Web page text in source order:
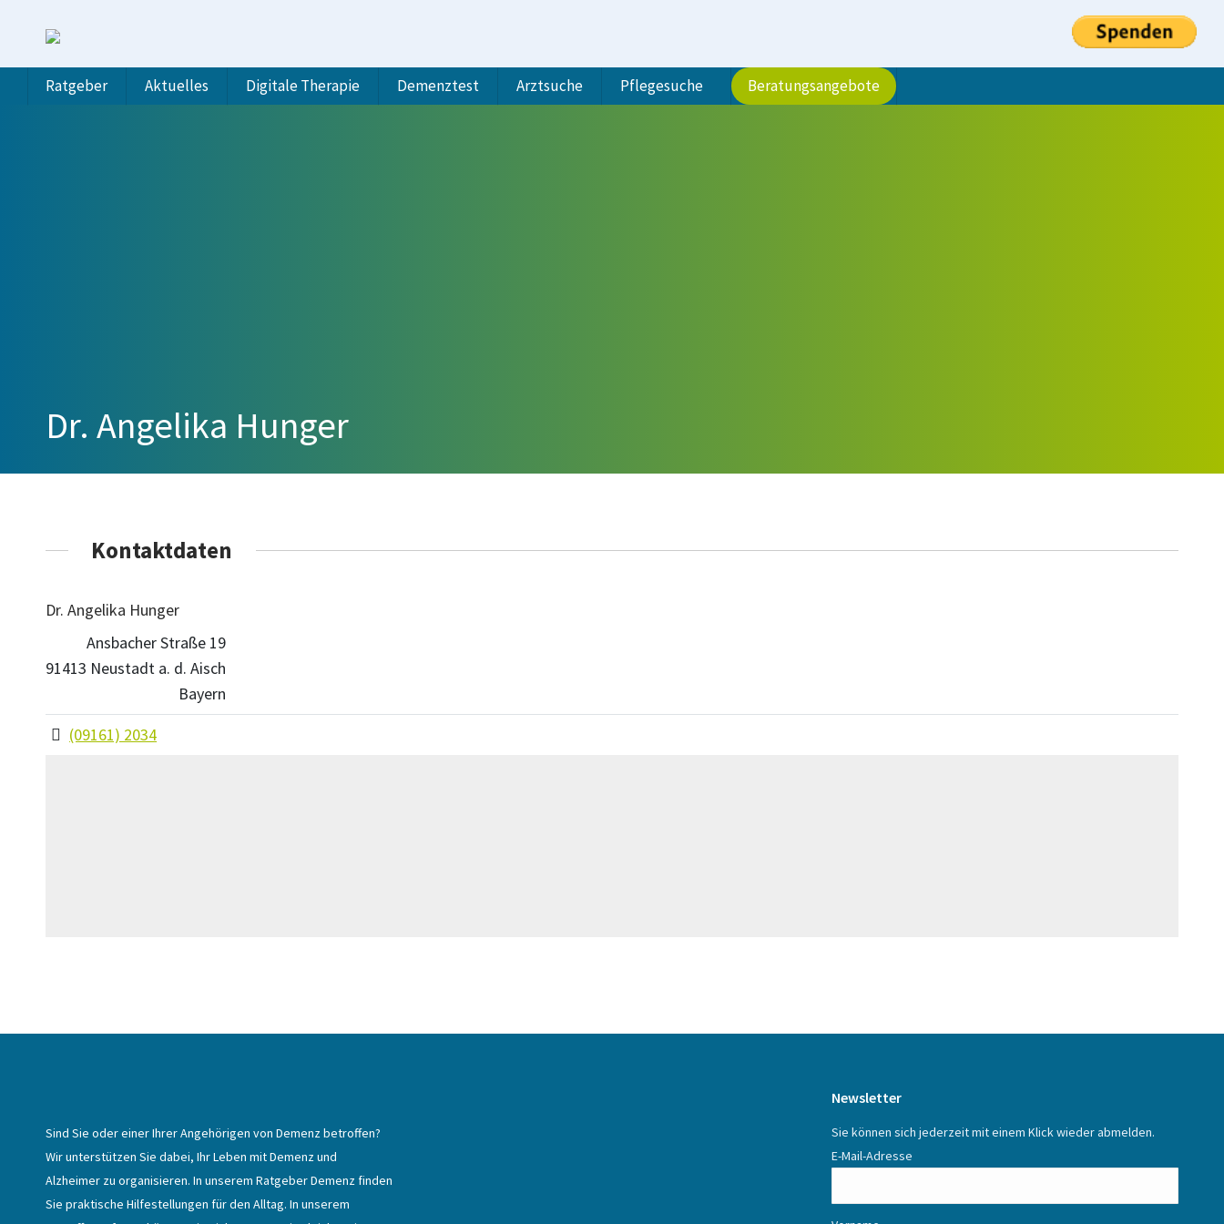
Ratgeber Aktuelles Digitale Therapie Demenztest Arztsuche Pflegesuche Beratungsangebote
Dr. Angelika Hunger
Kontaktdaten
Dr. Angelika Hunger
Ansbacher Straße 19
91413 Neustadt a. d. Aisch
Bayern
(09161) 2034
Sind Sie oder einer Ihrer Angehörigen von Demenz betroffen?
Wir unterstützen Sie dabei, Ihr Leben mit Demenz und
Alzheimer zu organisieren. In unserem Ratgeber Demenz finden
Sie praktische Hilfestellungen für den Alltag. In unserem
Newsletter
Sie können sich jederzeit mit einem Klick wieder abmelden.
E-Mail-Adresse